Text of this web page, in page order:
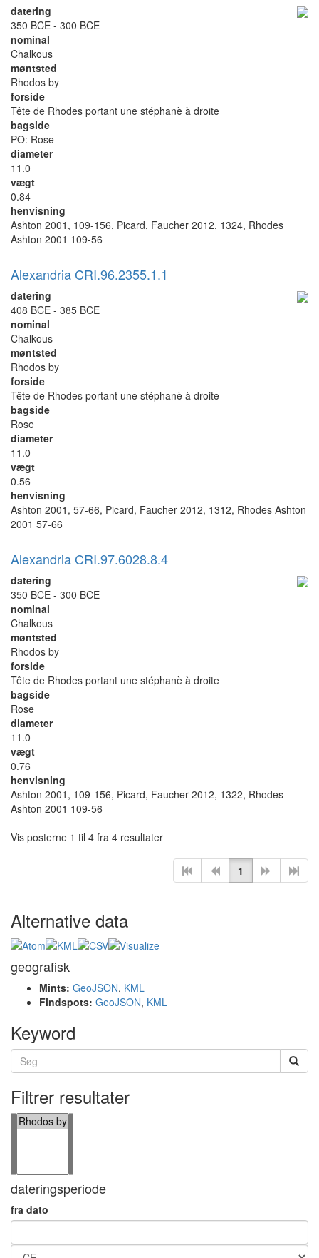
datering
350 BCE - 300 BCE
nominal
Chalkous
møntsted
Rhodos by
forside
Tête de Rhodes portant une stéphanè à droite
bagside
PO: Rose
diameter
11.0
vægt
0.84
henvisning
Ashton 2001, 109-156, Picard, Faucher 2012, 1324, Rhodes
Ashton 2001 109-56
Alexandria CRI.96.2355.1.1
datering
408 BCE - 385 BCE
nominal
Chalkous
møntsted
Rhodos by
forside
Tête de Rhodes portant une stéphanè à droite
bagside
Rose
diameter
11.0
vægt
0.56
henvisning
Ashton 2001, 57-66, Picard, Faucher 2012, 1312, Rhodes Ashton
2001 57-66
Alexandria CRI.97.6028.8.4
datering
350 BCE - 300 BCE
nominal
Chalkous
møntsted
Rhodos by
forside
Tête de Rhodes portant une stéphanè à droite
bagside
Rose
diameter
11.0
vægt
0.76
henvisning
Ashton 2001, 109-156, Picard, Faucher 2012, 1322, Rhodes
Ashton 2001 109-56
Vis posterne 1 til 4 fra 4 resultater
1
Alternative data
geografisk
Mints: GeoJSON, KML
Findspots: GeoJSON, KML
Keyword
Filtrer resultater
dateringsperiode
fra dato